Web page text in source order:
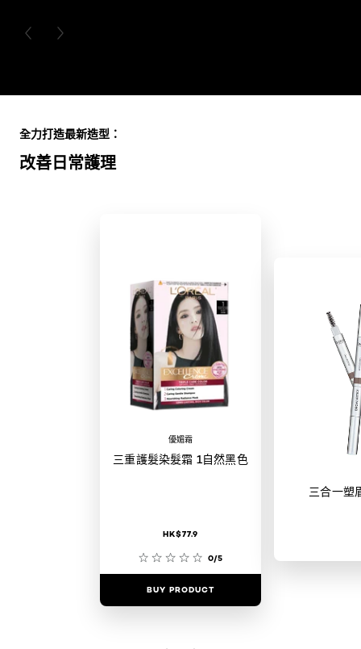
PREVIOUS CARD
NEXT CARD
改善日常護理
全力打造最新造型：
優媚霜
三重護髮染髮霜 1自然黑色
HK$77.9
0/5
BUY PRODUCT
三合一塑